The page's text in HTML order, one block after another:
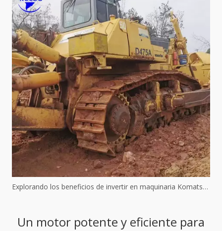
Explorando los beneficios de invertir en maquinaria Komatsu usada
Un motor potente y eficiente para